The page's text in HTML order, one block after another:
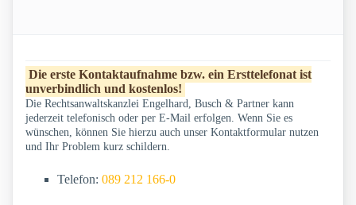
Die erste Kontaktaufnahme bzw. ein Ersttelefonat ist
unverbindlich und kostenlos!
Die Rechtsanwaltskanzlei Engelhard, Busch & Partner kann
jederzeit telefonisch oder per E-Mail erfolgen. Wenn Sie es
wünschen, können Sie hierzu auch unser Kontaktformular nutzen
und Ihr Problem kurz schildern.
Telefon: 089 212 166-0